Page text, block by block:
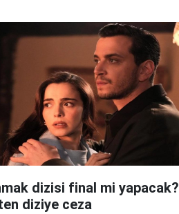
dizisi final mi yapacak?
diziye ceza